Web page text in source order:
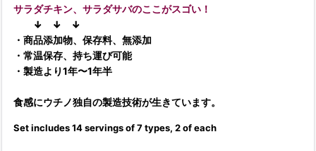
サラダチキン、サラダサバのここがスゴい！
↓ ↓ ↓
・商品添加物、保存料、無添加
・常温保存、持ち運び可能
・製造より1年〜1年半
食感にウチノ独自の製造技術が生きています。
Set includes 14 servings of 7 types, 2 of each